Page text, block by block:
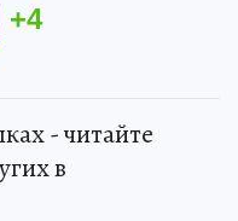
+4
- читайте
в